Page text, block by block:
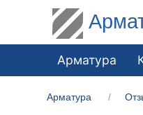
Арматура
Арматура